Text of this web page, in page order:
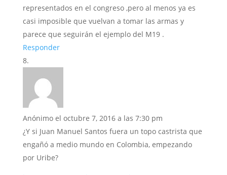
representados en el congreso ,pero al menos ya es
casi imposible que vuelvan a tomar las armas y
parece que seguirán el ejemplo del M19 .
Responder
Anónimo el octubre 7, 2016 a las 7:30 pm
¿Y si Juan Manuel Santos fuera un topo castrista que
engañó a medio mundo en Colombia, empezando
por Uribe?